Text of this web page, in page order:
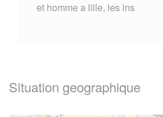
et homme a lille, les ins
Situation geographique